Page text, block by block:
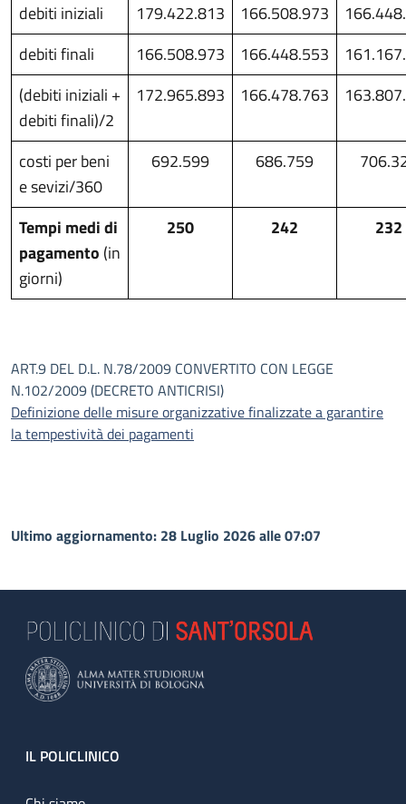
debiti iniziali
179.422.813 166.508.973
debiti finali
166.508.973 166.448.553
(debiti iniziali +
debiti finali)/2
172.965.893 166.478.763
costi per beni
e sevizi/360
692.599 686.759
Tempi medi di
pagamento (in
giorni)
250 242 232
ART.9 DEL D.L. N.78/2009 CONVERTITO CON LEGGE
N.102/2009 (DECRETO ANTICRISI)
Definizione delle misure organizzative finalizzate a garantire
la tempestività dei pagamenti
Ultimo aggiornamento: 28 Luglio 2026 alle 07:07
Footer
IL POLICLINICO